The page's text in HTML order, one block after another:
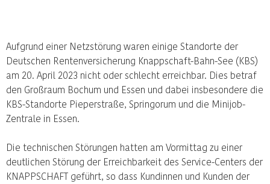
Aufgrund einer Netzstörung waren einige Standorte der
Deutschen Rentenversicherung Knappschaft-Bahn-See (KBS)
am 20. April 2023 nicht oder schlecht erreichbar. Dies betraf
den Großraum Bochum und Essen und dabei insbesondere die
KBS-Standorte Pieperstraße, Springorum und die Minijob-
Zentrale in Essen.
Die technischen Störungen hatten am Vormittag zu einer
deutlichen Störung der Erreichbarkeit des Service-Centers der
KNAPPSCHAFT geführt, so dass Kundinnen und Kunden der